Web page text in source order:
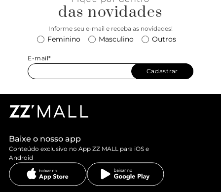
das novidades
Informe seu e-mail e receba as novidades!
Feminino Masculino Outros
E-mail*
Cadastrar
Baixe o nosso app
Conteúdo exclusivo no App ZZ MALL para iOS e
Android